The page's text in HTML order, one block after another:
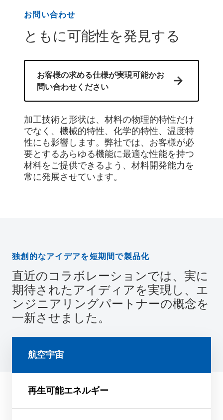
お問い合わせ
ともに可能性を発見する
お客様の求める仕様が実現可能かお
問い合わせください
加工技術と形状は、材料の物理的特性だけ
でなく、機械的特性、化学的特性、温度特
性にも影響します。弊社では、お客様が必
要とするあらゆる機能に最適な性能を持つ
材料をご提供できるよう、材料開発能力を
常に発展させています。
独創的なアイデアを短期間で製品化
直近のコラボレーションでは、実に
期待されたアイディアを実現し、エ
ンジニアリングパートナーの概念を
一新させました。
航空宇宙
再生可能エネルギー